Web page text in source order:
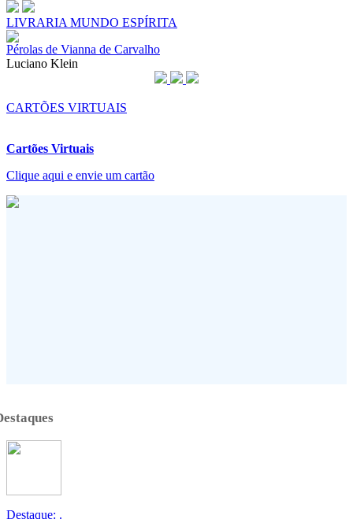
LIVRARIA MUNDO ESPÍRITA
Pérolas de Vianna de Carvalho
Luciano Klein
CARTÕES VIRTUAIS
Cartões Virtuais
Clique aqui e envie um cartão
Destaque: .